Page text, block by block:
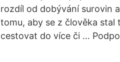
rozdíl od dobývání surovin
tomu, aby se z člověka stal
cestovat do více či …